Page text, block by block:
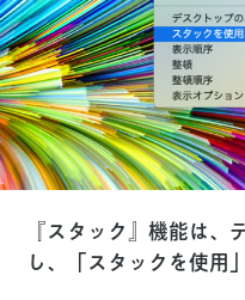
『スタック』機能は、
し、「スタックを使用